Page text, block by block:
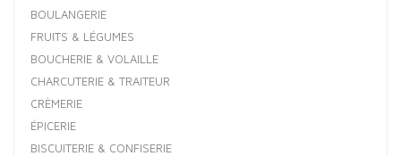
BOULANGERIE
FRUITS & LÉGUMES
BOUCHERIE & VOLAILLE
CHARCUTERIE & TRAITEUR
CRÈMERIE
ÉPICERIE
BISCUITERIE & CONFISERIE